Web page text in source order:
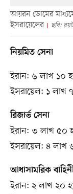
আয়রন ডোমের
ইসরায়েলের
ছবি:
নিয়মিত সেনা
ইরান: ৬ লাখ ১০
ইসরায়েল: ১ লাখ
রিজার্ভ সেনা
ইরান: ৩ লাখ ৫০
ইসরায়েল: ৪ লাখ
আধাসামরিক
ইরান: ২ লাখ ২০